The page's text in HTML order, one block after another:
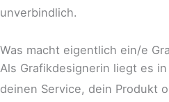
unverbindlich.
Was macht eigentlich ein/e
Als Grafikdesignerin liegt es
deinen Service, dein Produkt